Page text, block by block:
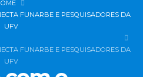
FUNARBE E PESQUISADORES DA
UFV
FUNARBE E PESQUISADORES DA
UFV